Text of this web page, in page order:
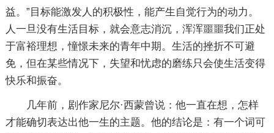
益。”目标能激发人的积极性，能产生自觉行为的动力。
人一旦没有生活目标，就会意志消沉，浑浑噩噩我们正处
于富裕理想，憧憬未来的青年中期。生活的挫折不可避
免，但在某些情况下，失望和忧虑的磨练只会使生活变得
快乐和振奋。
几年前，剧作家尼尔·西蒙曾说：他一直在想，怎样
才能确切表达出他一生的主题。他的结论是：有一个词可